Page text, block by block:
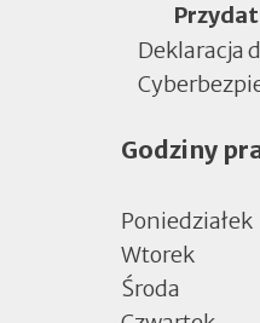
Menu
Deklaracja
Godziny
Poniedziałek
Wtorek
Środa